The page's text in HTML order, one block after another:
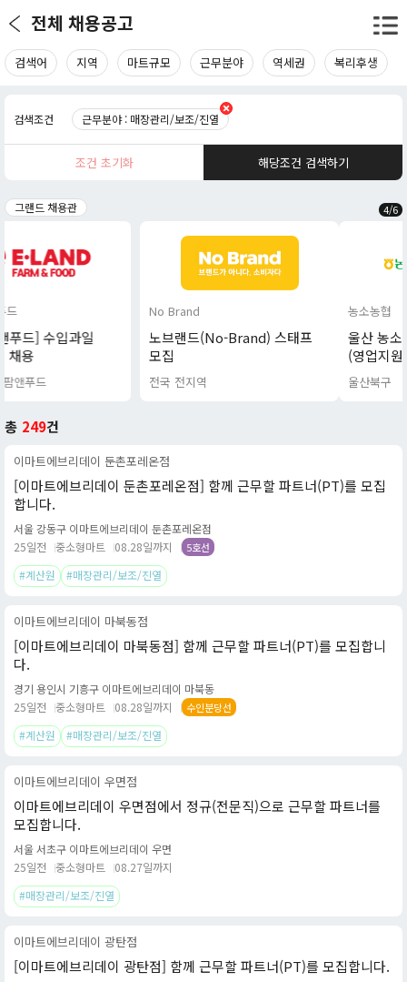
전체 채용공고
검색어 지역 마트규모 근무분야 역세권 복리후생
검색조건 근무분야 : 매장관리/보조/진열
조건 초기화 해당조건 검색하기
그랜드 채용관 4/6
No Brand
노브랜드(No-Brand) 스태프
모집
전국 전지역
울산 농소농협 기간제근로자
(영업지원직(경제)-마트(농산)
총 249건
이마트에브리데이 둔촌포레온점
[이마트에브리데이 둔촌포레온점] 함께 근무할 파트너(PT)를 모집
합니다.
서울 강동구 이마트에브리데이 둔촌포레온점
25일전
중소형마트 08.28일까지 5호선
#계산원 #매장관리/보조/진열
이마트에브리데이 마북동점
[이마트에브리데이 마북동점] 함께 근무할 파트너(PT)를 모집합니
다.
경기 용인시 기흥구 이마트에브리데이 마북동
25일전
중소형마트 08.28일까지 수인분당선
#계산원 #매장관리/보조/진열
이마트에브리데이 우면점
이마트에브리데이 우면점에서 정규(전문직)으로 근무할 파트너를
모집합니다.
서울 서초구 이마트에브리데이 우면
25일전
중소형마트
08.27일까지
#매장관리/보조/진열
이마트에브리데이 광탄점
[이마트에브리데이 광탄점] 함께 근무할 파트너(PT)를 모집합니다.